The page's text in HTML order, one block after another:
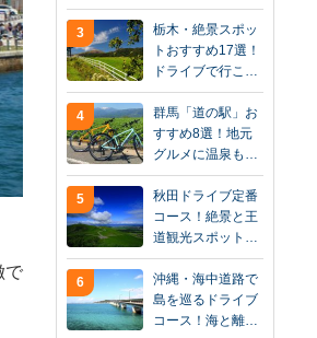
で
3
栃木・絶景スポッ
トおすすめ17選！
ドライブで行こ…
4
群馬「道の駅」お
すすめ8選！地元
グルメに温泉も…
5
秋田ドライブ定番
コース！絶景と王
道観光スポット…
6
沖縄・海中道路で
島を巡るドライブ
コース！海と離…